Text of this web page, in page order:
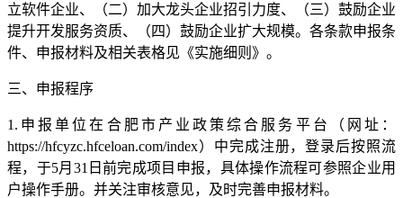
立软件企业、（二）加大龙头企业招引力度、（三）鼓励企业
提升开发服务资质、（四）鼓励企业扩大规模。各条款申报条
件、申报材料及相关表格见《实施细则》。
三、申报程序
1.申报单位在合肥市产业政策综合服务平台（网址：
https://hfcyzc.hfceloan.com/index）中完成注册，登录后按照流
程，于5月31日前完成项目申报，具体操作流程可参照企业用
户操作手册。并关注审核意见，及时完善申报材料。